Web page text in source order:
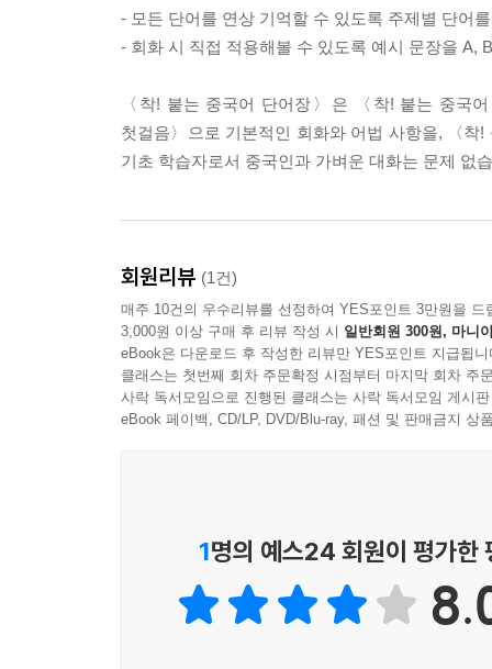
- 모든 단어를 연상 기억할 수 있도록 주제별 단어
- 회화 시 직접 적용해볼 수 있도록 예시 문장을 A,
〈착! 붙는 중국어 단어장〉은 〈착! 붙는 중국
첫걸음〉으로 기본적인 회화와 어법 사항을, 〈
기초 학습자로서 중국인과 가벼운 대화는 문제 없
회원리뷰 (1건)
매주 10건의 우수리뷰를 선정하여 YES포인트 3만원을 드
3,000원 이상 구매 후 리뷰 작성 시 일반회원 300원, 마니
eBook은 다운로드 후 작성한 리뷰만 YES포인트 지급됩니
클래스는 첫번째 회차 주문확정 시점부터 마지막 회차 주
사락 독서모임으로 진행된 클래스는 사락 독서모임 게시
eBook 페이백, CD/LP, DVD/Blu-ray, 패션 및 판매금지 상
1명의 예스24 회원이 평가한